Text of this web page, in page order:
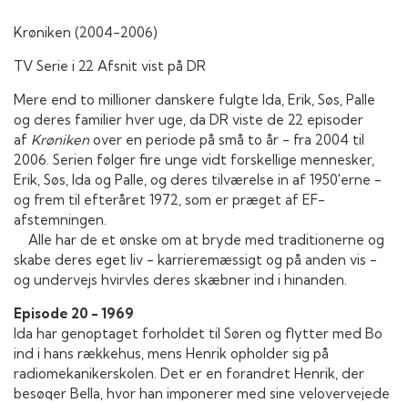
Krøniken (2004-2006)
TV Serie i 22 Afsnit vist på DR
Mere end to millioner danskere fulgte Ida, Erik, Søs, Palle
og deres familier hver uge, da DR viste de 22 episoder
af Krønikenover en periode på små to år - fra 2004 til
2006. Serien følger fire unge vidt forskellige mennesker,
Erik, Søs, Ida og Palle, og deres tilværelse in af 1950'erne -
og frem til efteråret 1972, som er præget af EF-
afstemningen.
Alle har de et ønske om at bryde med traditionerne og
skabe deres eget liv - karrieremæssigt og på anden vis -
og undervejs hvirvles deres skæbner ind i hinanden.
Episode 20 - 1969
Ida har genoptaget forholdet til Søren og flytter med Bo
ind i hans rækkehus, mens Henrik opholder sig på
radiomekanikerskolen. Det er en forandret Henrik, der
besøger Bella, hvor han imponerer med sine velovervejede